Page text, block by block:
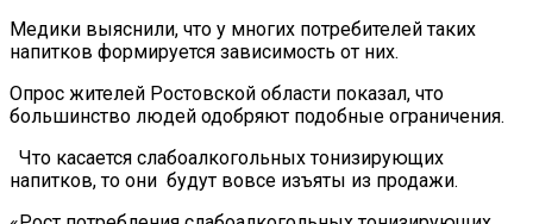
Медики выяснили, что у многих потребителей таких
напитков формируется зависимость от них.
Опрос жителей Ростовской области показал, что
большинство людей одобряют подобные ограничения.
Что касается слабоалкогольных тонизирующих
напитков, то они будут вовсе изъяты из продажи.